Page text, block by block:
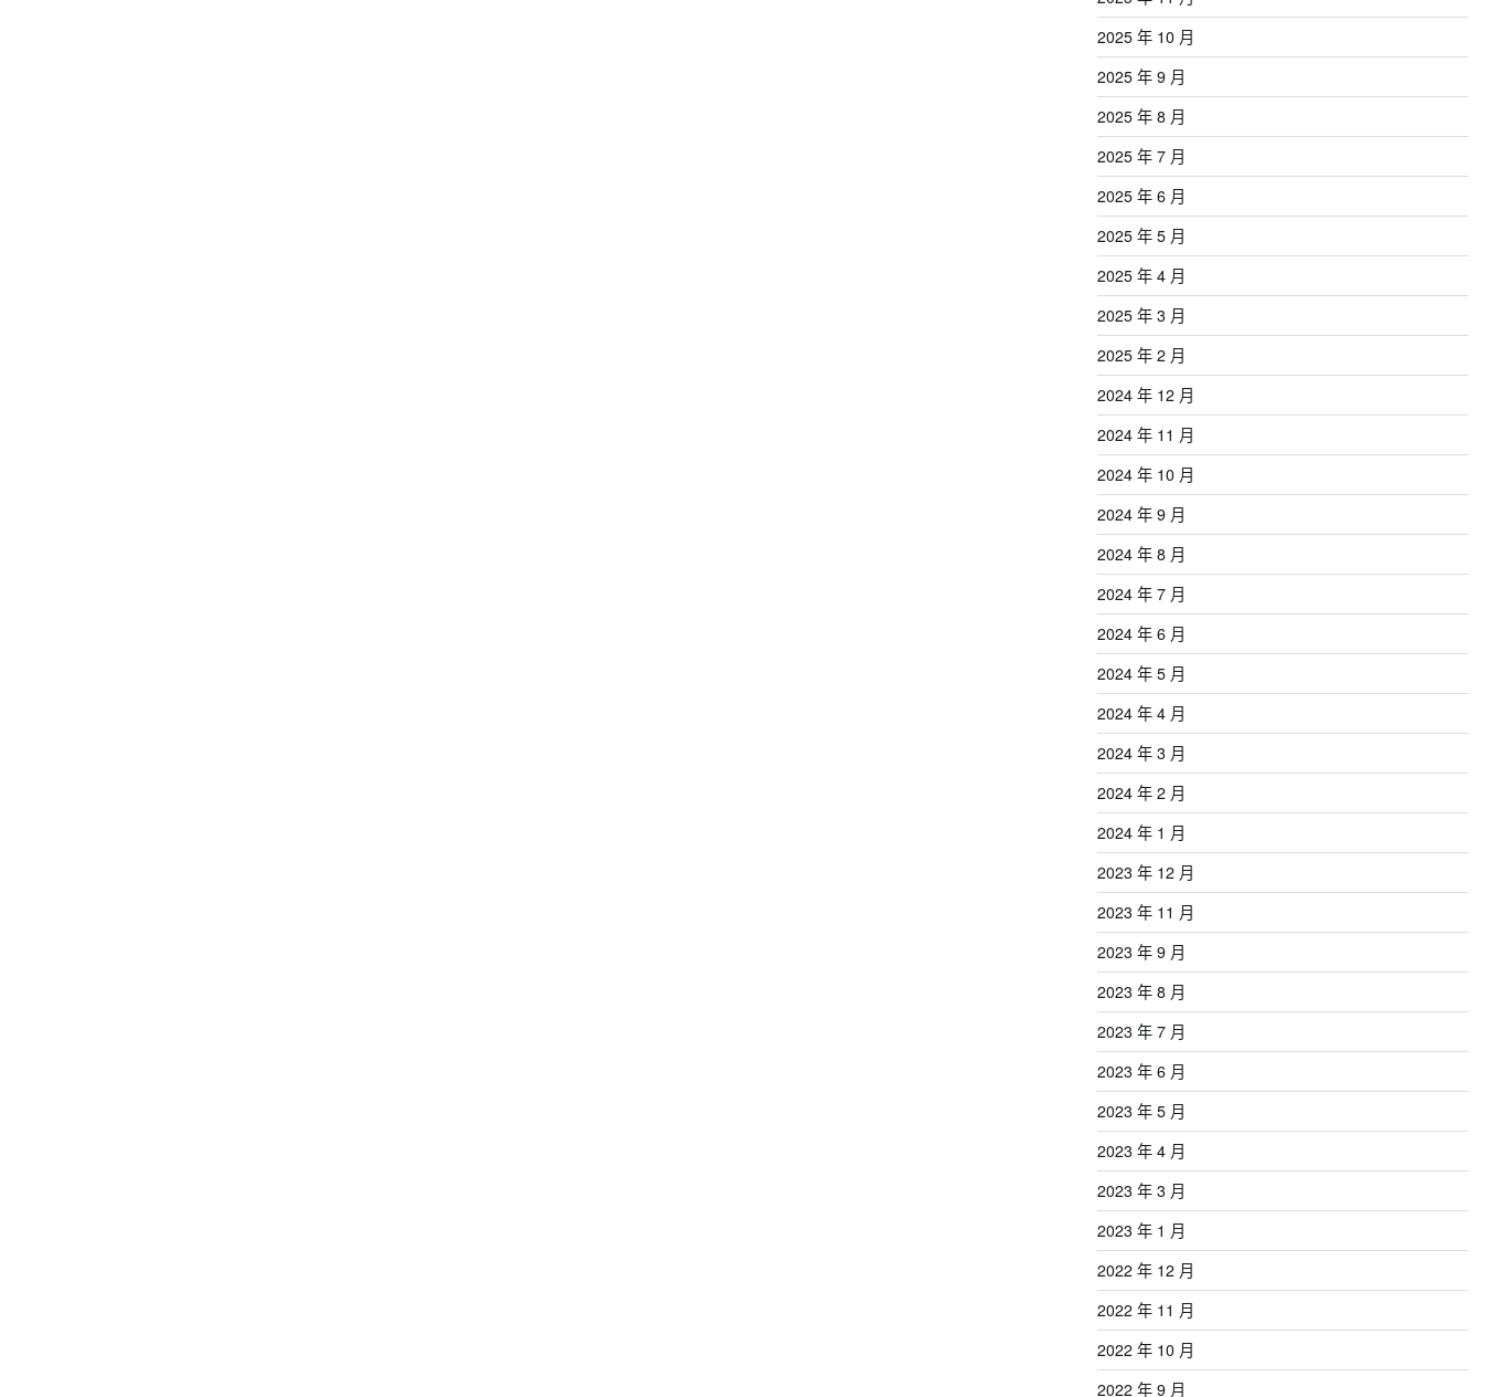
2025 年 10 月
2025 年 9 月
2025 年 8 月
2025 年 7 月
2025 年 6 月
2025 年 5 月
2025 年 4 月
2025 年 3 月
2025 年 2 月
2024 年 12 月
2024 年 11 月
2024 年 10 月
2024 年 9 月
2024 年 8 月
2024 年 7 月
2024 年 6 月
2024 年 5 月
2024 年 4 月
2024 年 3 月
2024 年 2 月
2024 年 1 月
2023 年 12 月
2023 年 11 月
2023 年 9 月
2023 年 8 月
2023 年 7 月
2023 年 6 月
2023 年 5 月
2023 年 4 月
2023 年 3 月
2023 年 1 月
2022 年 12 月
2022 年 11 月
2022 年 10 月
2022 年 9 月